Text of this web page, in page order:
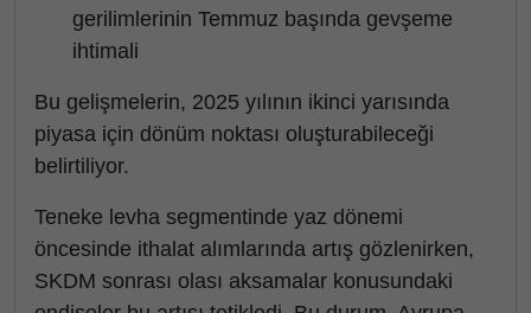
gerilimlerinin Temmuz başında gevşeme
ihtimali
Bu gelişmelerin, 2025 yılının ikinci yarısında
piyasa için dönüm noktası oluşturabileceği
belirtiliyor.
Teneke levha segmentinde yaz dönemi
öncesinde ithalat alımlarında artış gözlenirken,
SKDM sonrası olası aksamalar konusundaki